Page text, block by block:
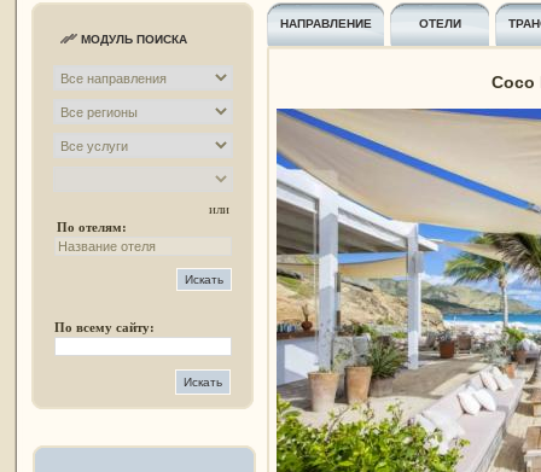
МОДУЛЬ ПОИСКА
или
По отелям:
По всему сайту:
НАПРАВЛЕНИЕ ОТЕЛИ
Coco